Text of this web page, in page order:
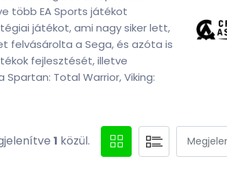
több EA Sports játékot
játékot, ami nagy siker lett,
felvásárolta a Sega, és azóta is
fejlesztését, illetve
Total Warrior, Viking:
1 közül.